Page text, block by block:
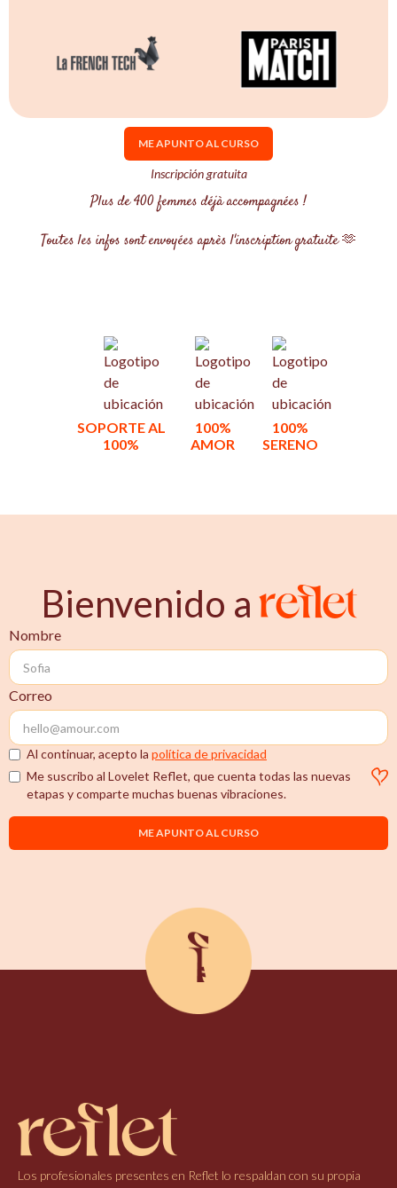
ME APUNTO AL CURSO
Inscripción gratuita
Plus de 400 femmes déjà accompagnées !
Toutes les infos sont envoyées après l'inscription gratuite 🫶
SOPORTE AL
100%
100%
AMOR
100%
SERENO
Bienvenido a reflet
Nombre
Correo
Al continuar, acepto la política de privacidad
Me suscribo al Lovelet Reflet, que cuenta todas las nuevas
etapas y comparte muchas buenas vibraciones.
Los profesionales presentes en Reflet lo respaldan con su propia